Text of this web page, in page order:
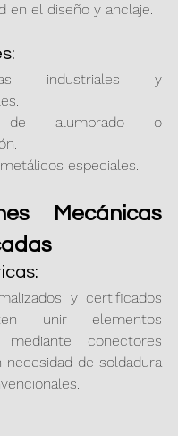
en el diseño y anclaje.
industriales y
de alumbrado o
especiales.
Mecánicas
y certificados
unir elementos
mediante conectores
necesidad de soldadura